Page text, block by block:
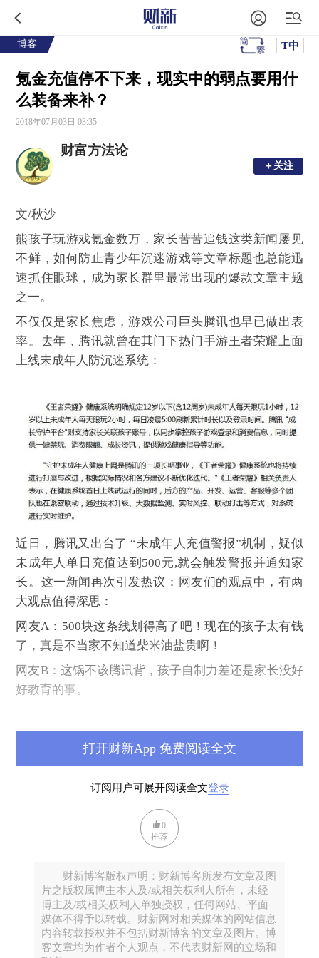
博客 T中
氪金充值停不下来，现实中的弱点要用什
么装备来补？
2018年07月03日 03:35
财富方法论
＋关注
＋关注
文/秋沙
熊孩子玩游戏氪金数万，家长苦苦追钱这类新闻屡见
不鲜，如何防止青少年沉迷游戏等文章标题也总能迅
速抓住眼球，成为家长群里最常出现的爆款文章主题
之一。
不仅仅是家长焦虑，游戏公司巨头腾讯也早已做出表
率。去年，腾讯就曾在其门下热门手游王者荣耀上面
上线未成年人防沉迷系统：
近日，腾讯又出台了 “未成年人充值警报”机制，疑似
未成年人单日充值达到 500元,就会触发警报并通知家
长。这一新闻再次引发热议：网友们的观点中，有两
大观点值得深思：
网友A ： 500块这条线划得高了吧！现在的孩子太有钱
了，真是不当家不知道柴米油盐贵啊！
网友B：这锅不该腾讯背，孩子自制力差还是家长没好
好教育的事。
这两种观点恰好说出了疯狂氪金的原因：
（1）对金钱数额的不敏感
）自制力不强，容易上瘾
针对这两大问题，我们可以在现实中捏住它们的七
别轻视“小钱”，钱和钱都是一样的
订阅用户可展开阅读全文登录
打开财新App 免费阅读全文
0
推荐
财新博客版权声明：财新博客所发布文章及图
片之版权属博主本人及/或相关权利人所有，未经
博主及/或相关权利人单独授权，任何网站、平面
媒体不得予以转载。财新网对相关媒体的网站信息
内容转载授权并不包括财新博客的文章及图片。博
客文章均为作者个人观点，不代表财新网的立场和